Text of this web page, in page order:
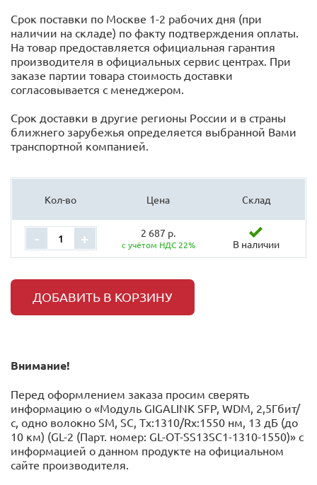
Срок поставки по Москве 1-2 рабочих дня (при
наличии на складе) по факту подтверждения оплаты.
На товар предоставляется официальная гарантия
производителя в официальных сервис центрах. При
заказе партии товара стоимость доставки
согласовывается с менеджером.
Срок доставки в другие регионы России и в страны
ближнего зарубежья определяется выбранной Вами
транспортной компанией.
Кол-во Цена Склад
- + 2 687 р.
с учётом НДС 22% В наличии
ДОБАВИТЬ В КОРЗИНУ
Внимание!
Перед оформлением заказа просим сверять
информацию о «Модуль GIGALINK SFP, WDM, 2,5Гбит/
с, одно волокно SM, SC, Tx:1310/Rx:1550 нм, 13 дБ (до
10 км) (GL-2 (Парт. номер: GL-OT-SS13SC1-1310-1550)» с
информацией o данном продукте на официальном
сайте производителя.